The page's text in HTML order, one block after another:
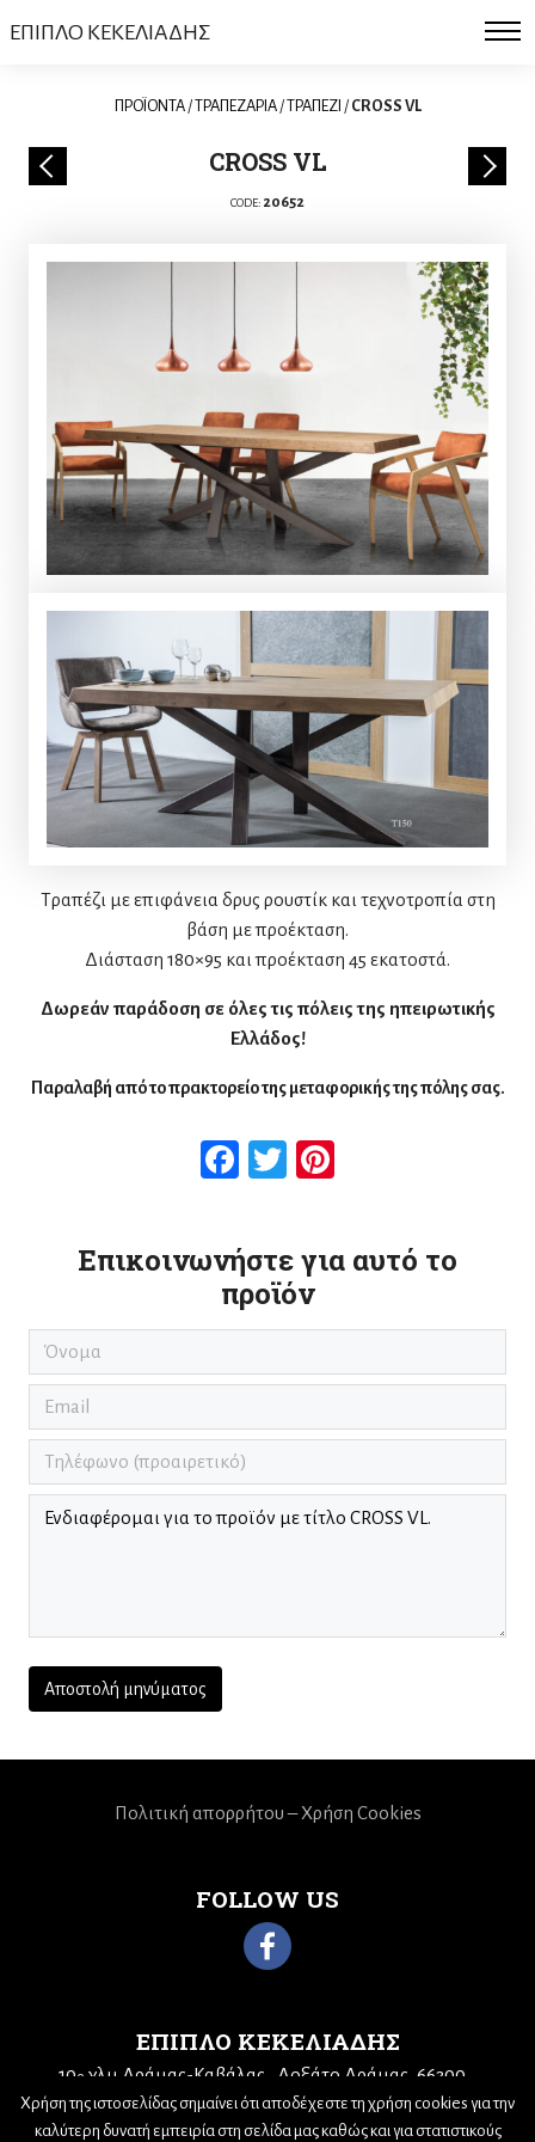
ΕΠΙΠΛΟ ΚΕΚΕΛΙΑΔΗΣ
ΠΡΟΪΟΝΤΑ/ΤΡΑΠΕΖΑΡΙΑ/ΤΡΑΠΕΖΙ / CROSS VL
CROSS VL
CODE: 20652
Τραπέζι με επιφάνεια δρυς ρουστίκ και τεχνοτροπία στη
βάση με προέκταση.
Διάσταση 180×95 και προέκταση 45 εκατοστά.
Δωρεάν παράδοση σε όλες τις πόλεις της ηπειρωτικής
Ελλάδος!
Παραλαβή από το πρακτορείο της μεταφορικής της πόλης σας.
Facebook
Twitter
Επικοινωνήστε για αυτό το
προϊόν
ΕΠΙΠΛΟ ΚΕΚΕΛΙΑΔΗΣ
10ο χλμ Δράμας-Καβάλας
Δοξάτο Δράμας, 66300
Τηλ: 25210 68943 Email:kekeliadis@otenet.gr
FOLLOW US
Πολιτική απορρήτου – Χρήση Cookies
Χρήση της ιστοσελίδας σημαίνει ότι αποδέχεστε τη χρήση cookies για την
καλύτερη δυνατή εμπειρία στη σελίδα μας καθώς και για στατιστικούς